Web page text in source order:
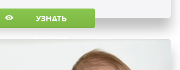
УЗНАТЬ
БОЛЬШЕ